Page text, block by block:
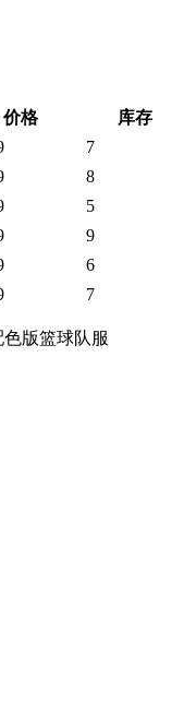
价格
库存
7
8
5
9
6
7
版篮球队服